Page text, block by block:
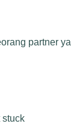
partner
stuck